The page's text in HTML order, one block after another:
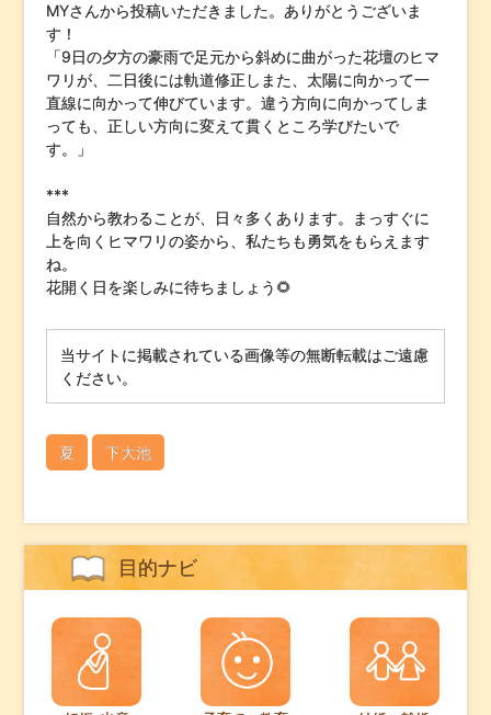
MYさんから投稿いただきました。ありがとうございま
す！
「9日の夕方の豪雨で足元から斜めに曲がった花壇のヒマ
ワリが、二日後には軌道修正しまた、太陽に向かって一
直線に向かって伸びています。違う方向に向かってしま
っても、正しい方向に変えて貫くところ学びたいで
す。」
***
自然から教わることが、日々多くあります。まっすぐに
上を向くヒマワリの姿から、私たちも勇気をもらえます
ね。
花開く日を楽しみに待ちましょう🌻
当サイトに掲載されている画像等の無断転載はご遠慮
ください。
夏 下大池
目的ナビ